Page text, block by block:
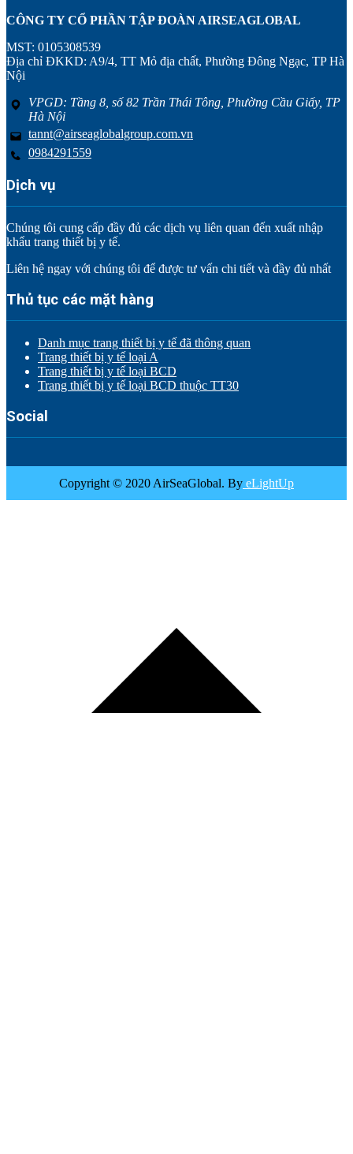
CÔNG TY CỔ PHẦN TẬP ĐOÀN AIRSEAGLOBAL
MST: 0105308539
Địa chỉ ĐKKD: A9/4, TT Mỏ địa chất, Phường Đông Ngạc, TP Hà
Nội
VPGD: Tầng 8, số 82 Trần Thái Tông, Phường Cầu Giấy, TP
Hà Nội
tannt@airseaglobalgroup.com.vn
0984291559
Dịch vụ
Chúng tôi cung cấp đầy đủ các dịch vụ liên quan đến xuất nhập
khẩu trang thiết bị y tế.
Liên hệ ngay với chúng tôi để được tư vấn chi tiết và đầy đủ nhất
Thủ tục các mặt hàng
Danh mục trang thiết bị y tế đã thông quan
Trang thiết bị y tế loại A
Trang thiết bị y tế loại BCD
Trang thiết bị y tế loại BCD thuộc TT30
Social
Copyright © 2020 AirSeaGlobal. By eLightUp